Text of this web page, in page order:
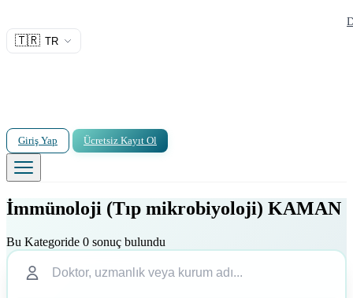
🇹🇷 TR
Giriş Yap Ücretsiz Kayıt Ol
İmmünoloji (Tıp mikrobiyoloji) KAMAN
Bu Kategoride 0 sonuç bulundu